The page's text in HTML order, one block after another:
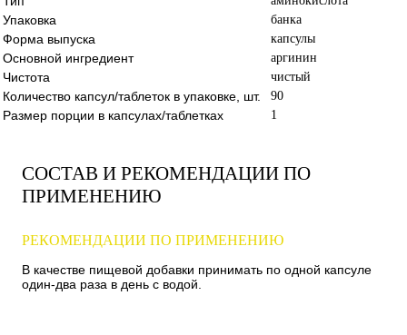
Упаковка банка
Форма выпуска капсулы
Основной ингредиент аргинин
Чистота чистый
Количество капсул/таблеток в упаковке, шт. 90
Размер порции в капсулах/таблетках 1
СОСТАВ И РЕКОМЕНДАЦИИ ПО
ПРИМЕНЕНИЮ
РЕКОМЕНДАЦИИ ПО ПРИМЕНЕНИЮ
В качестве пищевой добавки принимать по одной капсуле
один-два раза в день с водой.